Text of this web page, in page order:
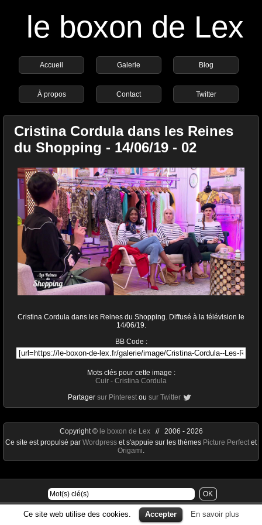
le boxon de Lex
Accueil Galerie Blog
À propos Contact Twitter
Cristina Cordula dans les Reines
du Shopping - 14/06/19 - 02
Cristina Cordula dans les Reines du Shopping. Diffusé à la télévision le
14/06/19.
BB Code :
Mots clés pour cette image :
Cuir - Cristina Cordula
Partager sur Pinterest ou sur Twitter
Ce site web utilise des cookies. Accepter En savoir plus
Copyright © le boxon de Lex// 2006 - 2026
Ce site est propulsé par Wordpress et s'appuie sur les thèmes Picture Perfect et
Origami